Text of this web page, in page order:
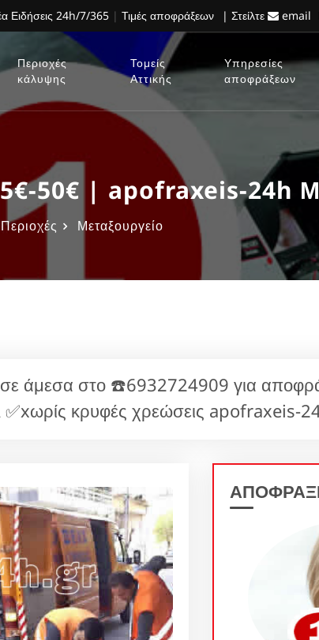
Ειδήσεις 24h/7/365 | Τιμές αποφράξεων | Στείλτε email
Περιοχές
κάλυψης
Τομείς
Αττικής
Υπηρεσίες
αποφράξεων
50€ | apofraxeis-24h
Περιοχές Μεταξουργείο
άμεσα στο ☎️6932724909 για
κρυφές χρεώσεις apofraxeis-